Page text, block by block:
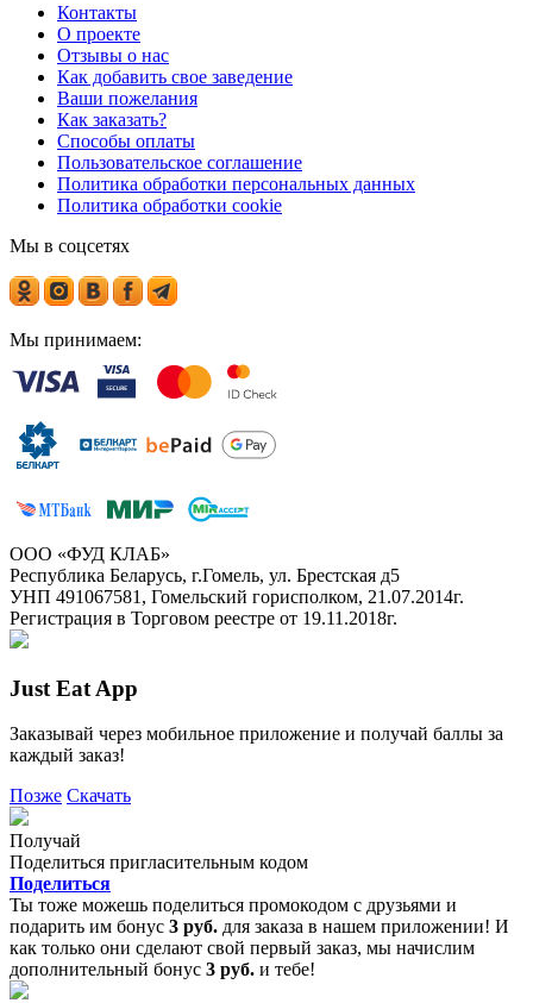
Контакты
О проекте
Отзывы о нас
Как добавить свое заведение
Ваши пожелания
Как заказать?
Способы оплаты
Пользовательское соглашение
Политика обработки персональных данных
Политика обработки cookie
Мы в соцсетях
Мы принимаем:
ООО «ФУД КЛАБ»
Республика Беларусь, г.Гомель, ул. Брестская д5
УНП 491067581, Гомельский горисполком, 21.07.2014г.
Регистрация в Торговом реестре от 19.11.2018г.
Just Eat App
Заказывай через мобильное приложение и получай баллы за
каждый заказ!
Позже Скачать
Получай
Поделиться пригласительным кодом
Поделиться
Ты тоже можешь поделиться промокодом с друзьями и
подарить им бонус 3 руб. для заказа в нашем приложении! И
как только они сделают свой первый заказ, мы начислим
дополнительный бонус 3 руб. и тебе!